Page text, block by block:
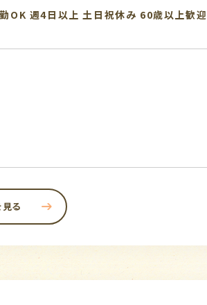
OK 週4日以上 土日祝休み 60歳以上歓迎
る